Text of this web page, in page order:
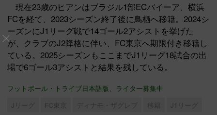
現在23歳のヒアンはブラジル1部ECバイーア、横浜
FCを経て、2023シーズン終了後に鳥栖へ移籍。2024シ
ーズンにJ1リーグ戦で14ゴール2アシストを挙げた
が、クラブのJ2降格に伴い、FC東京へ期限付き移籍し
ている。2025シーズンもここまでJ1リーグ18試合の出
場で6ゴール3アシストと結果を残している。
フットボール・トライブ日本語版、ライター募集中
Jリーグ FC東京 ディナモ・ザグレブ 移籍
J1リーグ